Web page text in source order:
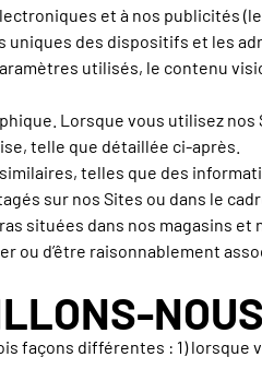
et à nos publicités
des dispositifs et les
utilisés, le contenu
Lorsque vous utilisez
telle que détaillée ci-après.
telles que des
sur nos Sites ou dans le
situées dans nos magasins
ou d’être raisonnablement
façons différentes : 1)